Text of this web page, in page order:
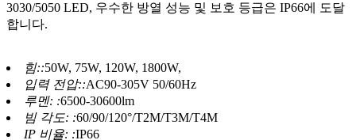
3030/5050 LED, 우수한 방열 성능 및 보호 등급은 IP66에 도달
합니다.
힘::50W, 75W, 120W, 1800W,
입력 전압::AC90-305V 50/60Hz
루멘: :6500-30600lm
빔 각도: :60/90/120°/T2M/T3M/T4M
IP 비율: :IP66